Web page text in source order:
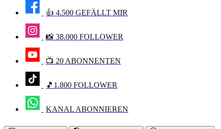
👍 4.500 GEFÄLLT MIR
📸 38.000 FOLLOWER
📺 20 ABONNENTEN
🎵1.800 FOLLOWER
KANAL ABONNIEREN